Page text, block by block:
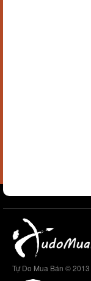
Tự Do Mua Bán © 2013